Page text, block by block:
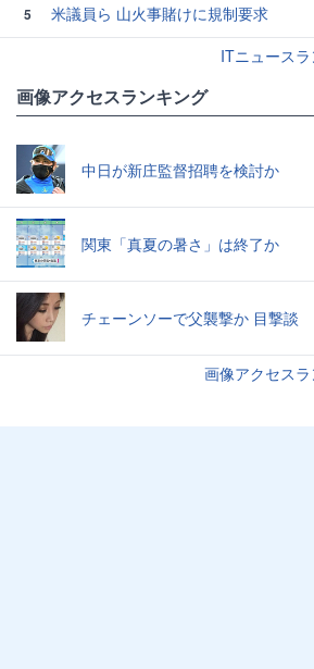
5
米議員ら 山火事賭けに規制要求
ITニュース
画像アクセスランキング
中日が新庄監督招聘を検討か
関東「真夏の暑さ」は終了か
チェーンソーで父襲撃か 目撃談
画像アクセス